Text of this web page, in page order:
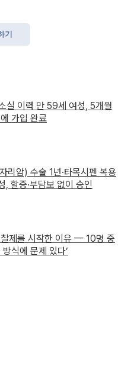
기
실 이력 만 59세 여성, 5개월
가입 완료
리암) 수술 1년·타목시펜 복용
, 할증·부담보 없이 승인
제를 시작한 이유 — 10명 중
식에 문제 있다’